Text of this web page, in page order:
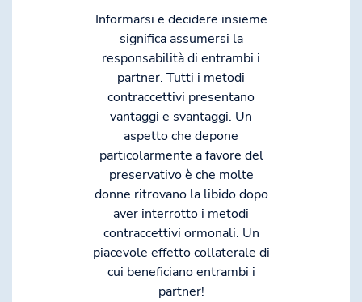
Informarsi e decidere insieme
significa assumersi la
responsabilità di entrambi i
partner. Tutti i metodi
contraccettivi presentano
vantaggi e svantaggi. Un
aspetto che depone
particolarmente a favore del
preservativo è che molte
donne ritrovano la libido dopo
aver interrotto i metodi
contraccettivi ormonali. Un
piacevole effetto collaterale di
cui beneficiano entrambi i
partner!